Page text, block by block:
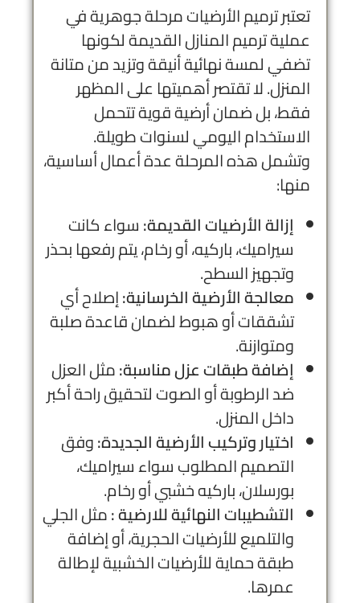
تعتبر ترميم الأرضيات مرحلة جوهرية في
عملية ترميم المنازل القديمة لكونها
تضفي لمسة نهائية أنيقة وتزيد من متانة
المنزل. لا تقتصر أهميتها على المظهر
فقط، بل ضمان أرضية قوية تتحمل
الاستخدام اليومي لسنوات طويلة.
وتشمل هذه المرحلة عدة أعمال أساسية،
منها:
إزالة الأرضيات القديمة:سواء كانت
سيراميك، باركيه، أو رخام، يتم رفعها بحذر
وتجهيز السطح.
معالجة الأرضية الخرسانية:إصلاح أي
تشققات أو هبوط لضمان قاعدة صلبة
ومتوازنة.
إضافة طبقات عزل مناسبة:مثل العزل
ضد الرطوبة أو الصوت لتحقيق راحة أكبر
داخل المنزل.
اختيار وتركيب الأرضية الجديدة:وفق
التصميم المطلوب سواء سيراميك،
بورسلان، باركيه خشبي أو رخام.
التشطيبات النهائية للارضية :مثل الجلي
والتلميع للأرضيات الحجرية، أو إضافة
طبقة حماية للأرضيات الخشبية لإطالة
عمرها.